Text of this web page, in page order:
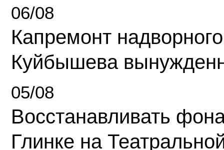
06/08
Капремонт
Куйбышева
05/08
Восстанавливать
Глинке на